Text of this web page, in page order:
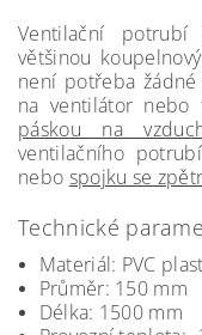
Ventilační
většinou
není potřeba
na ventilátor nebo
páskou na
ventilačního
nebo spojku se
Technické
Materiál: PVC plast
Průměr: 150 mm
Délka: 1500 mm